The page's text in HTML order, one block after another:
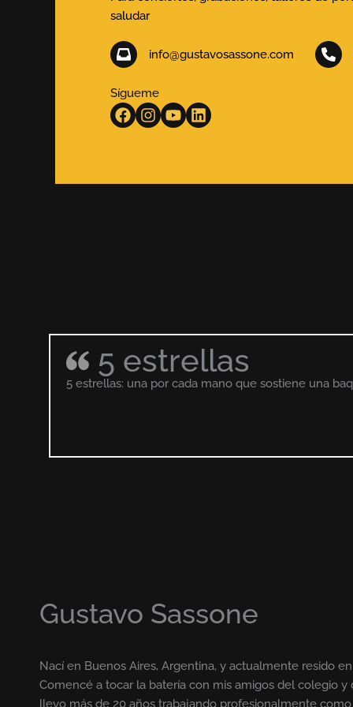
saludar
info@gustavosassone.com
Sígueme
5 estrellas
5 estrellas: una por cada mano que sostiene una
Gustavo Sassone
Nací en Buenos Aires, Argentina, y actualmente resido
Comencé a tocar la batería con mis amigos del colegio y
llevo más de 20 años trabajando profesionalmente